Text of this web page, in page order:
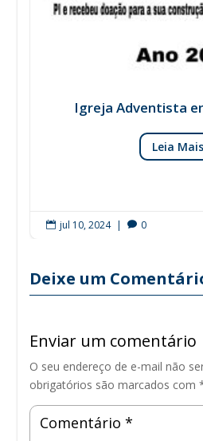
Igreja Adventista
Leia Mais
 jul 10, 2024 |  0
Deixe um
Enviar um comentário
O seu endereço de e-mail não
obrigatórios são marcados com